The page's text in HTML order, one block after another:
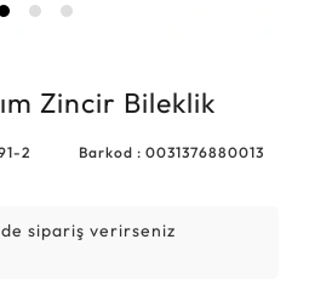
Zincir Bileklik
2 Barkod : 0031376880013
sipariş verirseniz